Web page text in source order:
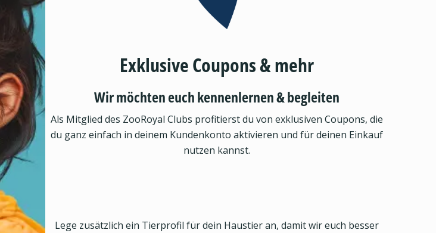
Exklusive Coupons & mehr
Wir möchten euch kennenlernen & begleiten
Als Mitglied des ZooRoyal Clubs profitierst du von exklusiven Coupons, die
du ganz einfach in deinem Kundenkonto aktivieren und für deinen Einkauf
nutzen kannst.
Lege zusätzlich ein Tierprofil für dein Haustier an, damit wir euch besser